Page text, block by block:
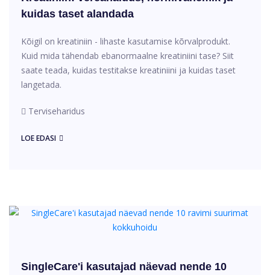
kuidas taset alandada
Kõigil on kreatiniin - lihaste kasutamise kõrvalprodukt.
Kuid mida tähendab ebanormaalne kreatiniini tase? Siit
saate teada, kuidas testitakse kreatiniini ja kuidas taset
langetada.
Terviseharidus
LOE EDASI
SingleCare'i kasutajad näevad nende 10